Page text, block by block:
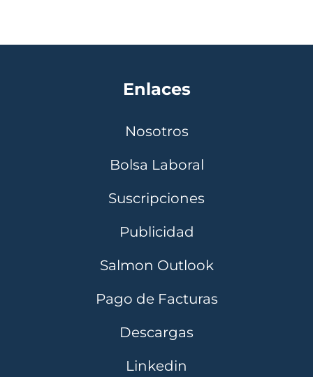
Enlaces
Nosotros
Bolsa Laboral
Suscripciones
Publicidad
Salmon Outlook
Pago de Facturas
Descargas
Linkedin